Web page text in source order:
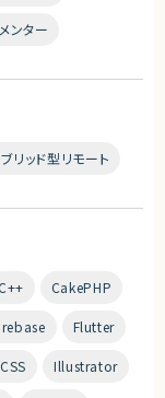
ンター
リッド型リモート
CakePHP
Flutter
Illustrator